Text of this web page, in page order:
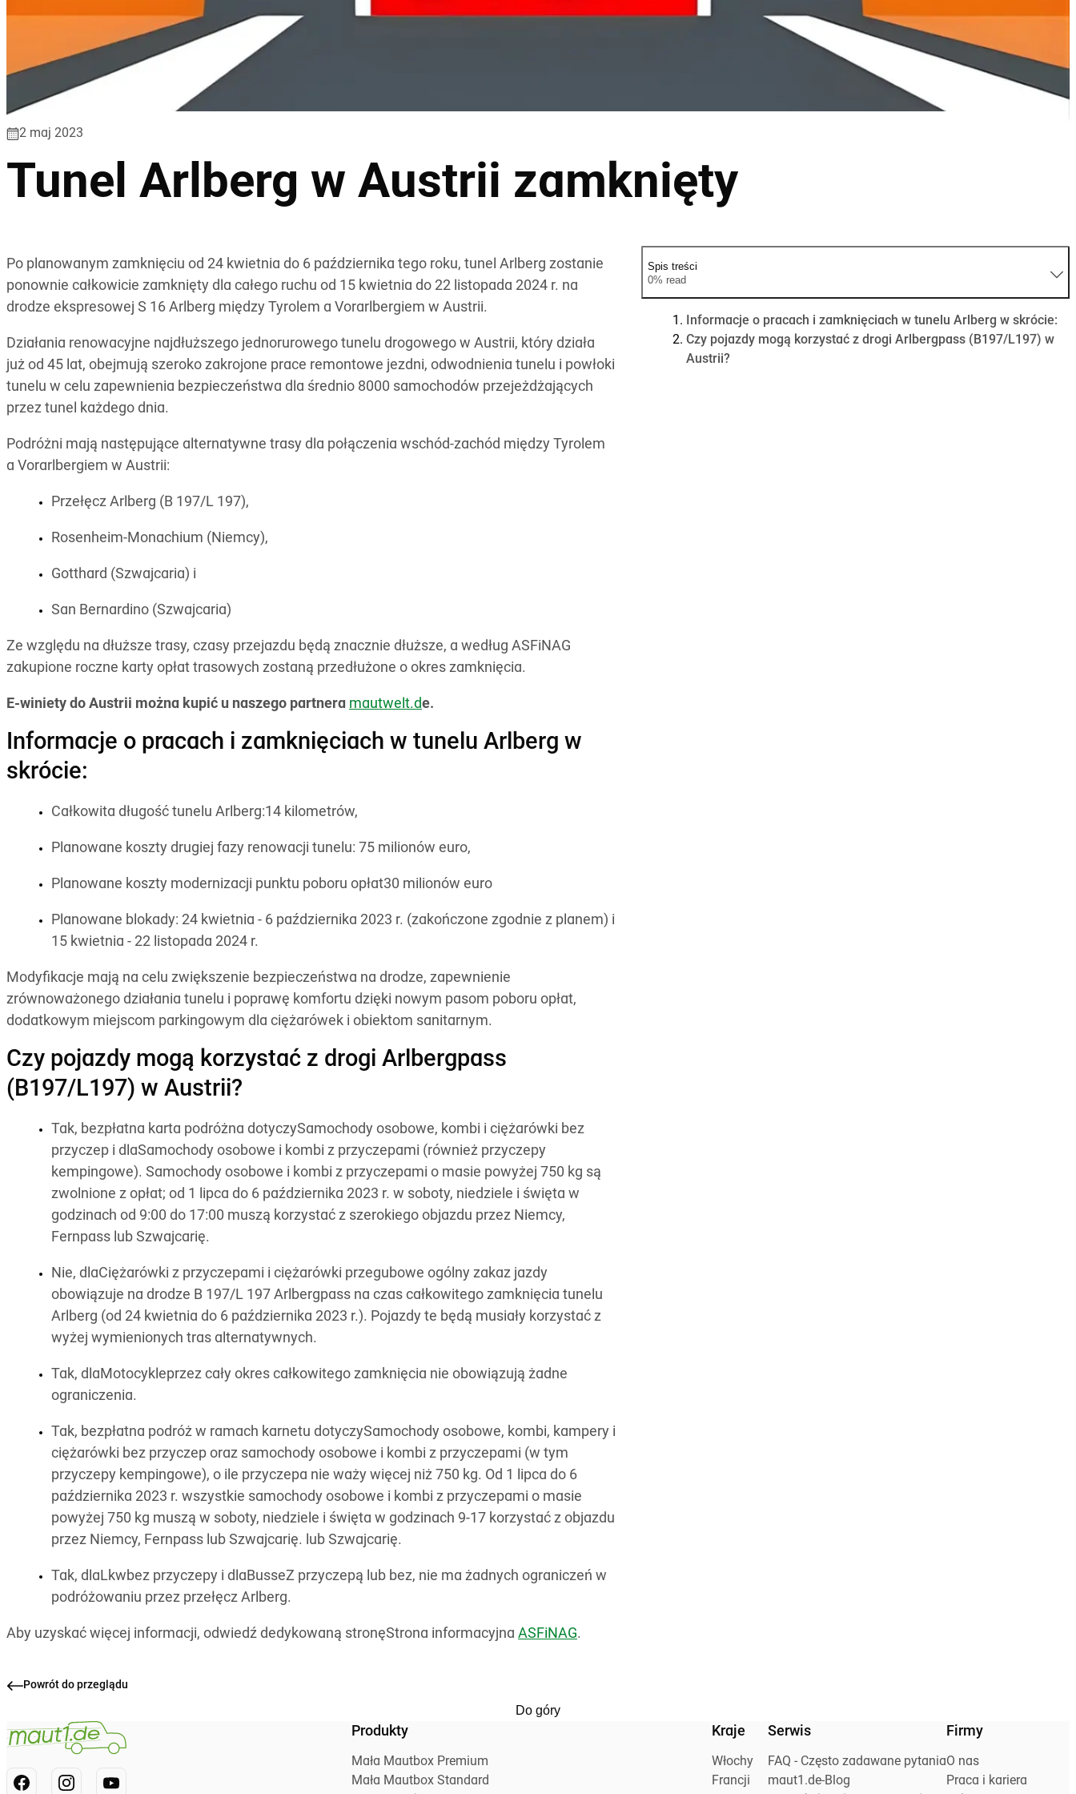
2 maj 2023
Tunel Arlberg w Austrii zamknięty
Spis treści
0% read
Informacje o pracach i zamknięciach w tunelu Arlberg w skrócie:
Czy pojazdy mogą korzystać z drogi Arlbergpass (B197/L197) w
Austrii?
Po planowanym zamknięciu od 24 kwietnia do 6 października tego roku, tunel Arlberg zostanie
ponownie całkowicie zamknięty dla całego ruchu od 15 kwietnia do 22 listopada 2024 r. na
drodze ekspresowej S 16 Arlberg między Tyrolem a Vorarlbergiem w Austrii.
Działania renowacyjne najdłuższego jednorurowego tunelu drogowego w Austrii, który działa
już od 45 lat, obejmują szeroko zakrojone prace remontowe jezdni, odwodnienia tunelu i powłoki
tunelu w celu zapewnienia bezpieczeństwa dla średnio 8000 samochodów przejeżdżających
przez tunel każdego dnia.
Podróżni mają następujące alternatywne trasy dla połączenia wschód-zachód między Tyrolem
a Vorarlbergiem w Austrii:
Przełęcz Arlberg (B 197/L 197),
Rosenheim-Monachium (Niemcy),
Gotthard (Szwajcaria) i
San Bernardino (Szwajcaria)
Ze względu na dłuższe trasy, czasy przejazdu będą znacznie dłuższe, a według ASFiNAG
zakupione roczne karty opłat trasowych zostaną przedłużone o okres zamknięcia.
E-winiety do Austrii można kupić u naszego partnera mautwelt.de.
Informacje o pracach i zamknięciach w tunelu Arlberg w
skrócie:
Całkowita długość tunelu Arlberg:14 kilometrów,
Planowane koszty drugiej fazy renowacji tunelu: 75 milionów euro,
Planowane koszty modernizacji punktu poboru opłat30 milionów euro
Planowane blokady: 24 kwietnia - 6 października 2023 r. (zakończone zgodnie z planem) i
15 kwietnia - 22 listopada 2024 r.
Modyfikacje mają na celu zwiększenie bezpieczeństwa na drodze, zapewnienie
zrównoważonego działania tunelu i poprawę komfortu dzięki nowym pasom poboru opłat,
dodatkowym miejscom parkingowym dla ciężarówek i obiektom sanitarnym.
Czy pojazdy mogą korzystać z drogi Arlbergpass
(B197/L197) w Austrii?
Tak, bezpłatna karta podróżna dotyczySamochody osobowe, kombi i ciężarówki bez
przyczep i dlaSamochody osobowe i kombi z przyczepami (również przyczepy
kempingowe). Samochody osobowe i kombi z przyczepami o masie powyżej 750 kg są
zwolnione z opłat; od 1 lipca do 6 października 2023 r. w soboty, niedziele i święta w
godzinach od 9:00 do 17:00 muszą korzystać z szerokiego objazdu przez Niemcy,
Fernpass lub Szwajcarię.
Nie, dlaCiężarówki z przyczepami i ciężarówki przegubowe ogólny zakaz jazdy
obowiązuje na drodze B 197/L 197 Arlbergpass na czas całkowitego zamknięcia tunelu
Arlberg (od 24 kwietnia do 6 października 2023 r.). Pojazdy te będą musiały korzystać z
wyżej wymienionych tras alternatywnych.
Tak, dlaMotocykleprzez cały okres całkowitego zamknięcia nie obowiązują żadne
ograniczenia.
Tak, bezpłatna podróż w ramach karnetu dotyczySamochody osobowe, kombi, kampery i
ciężarówki bez przyczep oraz samochody osobowe i kombi z przyczepami (w tym
przyczepy kempingowe), o ile przyczepa nie waży więcej niż 750 kg. Od 1 lipca do 6
października 2023 r. wszystkie samochody osobowe i kombi z przyczepami o masie
powyżej 750 kg muszą w soboty, niedziele i święta w godzinach 9-17 korzystać z objazdu
przez Niemcy, Fernpass lub Szwajcarię. lub Szwajcarię.
Tak, dlaLkwbez przyczepy i dlaBusseZ przyczepą lub bez, nie ma żadnych ograniczeń w
podróżowaniu przez przełęcz Arlberg.
Aby uzyskać więcej informacji, odwiedź dedykowaną stronęStrona informacyjna ASFiNAG.
Powrót do przeglądu
Do góry
Produkty
Mała Mautbox Premium
Mała Mautbox Standard
Kraje
Włochy
Francji
Serwis
FAQ - Często zadawane pytania
maut1.de-Blog
Firmy
O nas
Praca i kariera